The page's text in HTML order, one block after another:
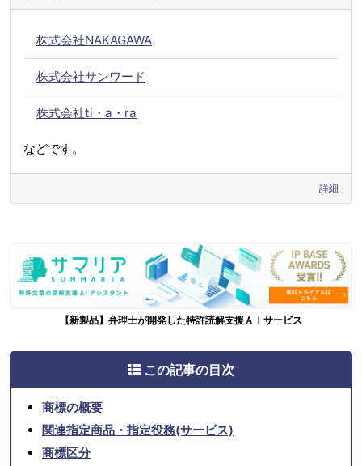
株式会社NAKAGAWA
株式会社サンワード
株式会社ti・a・ra
などです。
詳細
【新製品】弁理士が開発した特許読解支援ＡＩサービス
この記事の目次
商標の概要
関連指定商品・指定役務(サービス)
商標区分